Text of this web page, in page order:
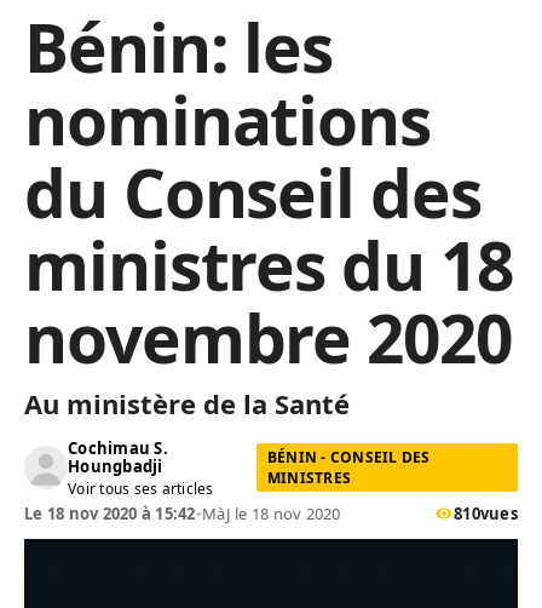
Bénin: les
nominations
du Conseil des
ministres du 18
novembre 2020
Au ministère de la Santé
Cochimau S.
Houngbadji
Voir tous ses articles
BÉNIN - CONSEIL DES
MINISTRES
Le 18 nov 2020 à 15:42•MàJ le 18 nov 2020 810vues